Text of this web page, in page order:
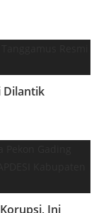
Dilantik
Ini